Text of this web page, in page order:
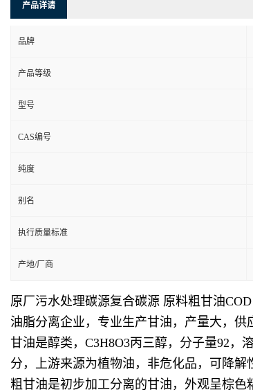
产品详请
品牌
产品等级
型号
CAS编号
纯度
别名
执行质量标准
产地/厂商
原厂污水处理碳源复合碳源 原料粗甘油
油脂分离企业，专业生产甘油，产量大，供
甘油是醇类，C3H8O3丙三醇，分子量92，
分，上游来源为植物油，非危化品，可降
粗甘油是初步加工分离的甘油，外观呈棕